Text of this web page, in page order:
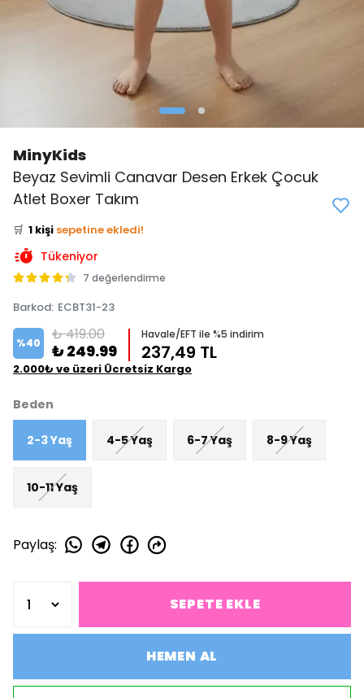
MinyKids
Beyaz Sevimli Canavar Desen Erkek Çocuk
Atlet Boxer Takım
👀 Şu an
inceliyor!
🛒 1 kişi sepetine ekledi!
✅ Bugün 0 adet
Tükeniyor
7 değerlendirme
Barkod: ECBT31-23
%40 ₺ 419.00
₺ 249.99
Havale/EFT ile %5 indirim
237,49 TL
2.000₺ ve üzeri Ücretsiz Kargo
Beden
2-3 Yaş 4-5 Yaş 6-7 Yaş 8-9 Yaş
10-11 Yaş
Paylaş:
SEPETE EKLE
HEMEN AL